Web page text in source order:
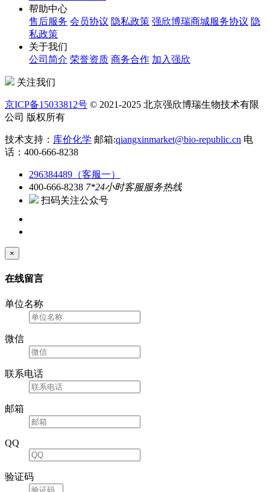
帮助中心
售后服务 会员协议 隐私政策 强欣博瑞商城服务协议 隐
私政策
关于我们
公司简介 荣誉资质 商务合作 加入强欣
关注我们
京ICP备15033812号 © 2021-2025 北京强欣博瑞生物技术有限
公司 版权所有
技术支持： 库价化学 邮箱:qiangxinmarket@bio-republic.cn 电
话：400-666-8238
296384489（客服一）
400-666-8238 7*24小时客服服务热线
扫码关注公众号
×
在线留言
单位名称
微信
联系电话
邮箱
QQ
验证码